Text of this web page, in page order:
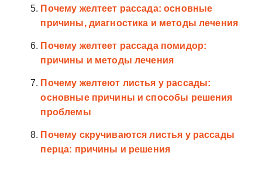
Почему желтеет рассада: основные
причины, диагностика и методы лечения
Почему желтеет рассада помидор:
причины и методы лечения
Почему желтеют листья у рассады:
основные причины и способы решения
проблемы
Почему скручиваются листья у рассады
перца: причины и решения